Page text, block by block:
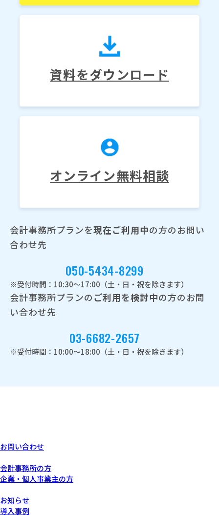
資料をダウンロード
オンライン無料相談
会計事務所プランを現在ご利用中の方のお問い
合わせ先
050-5434-8299
※受付時間：10:30～17:00（土・日・祝を除きます）
会計事務所プランのご利用を検討中の方のお問
い合わせ先
03-6682-2657
※受付時間：10:00～18:00（土・日・祝を除きます）
お問い合わせ
会計事務所の方
企業・個人事業主の方
お知らせ
導入事例